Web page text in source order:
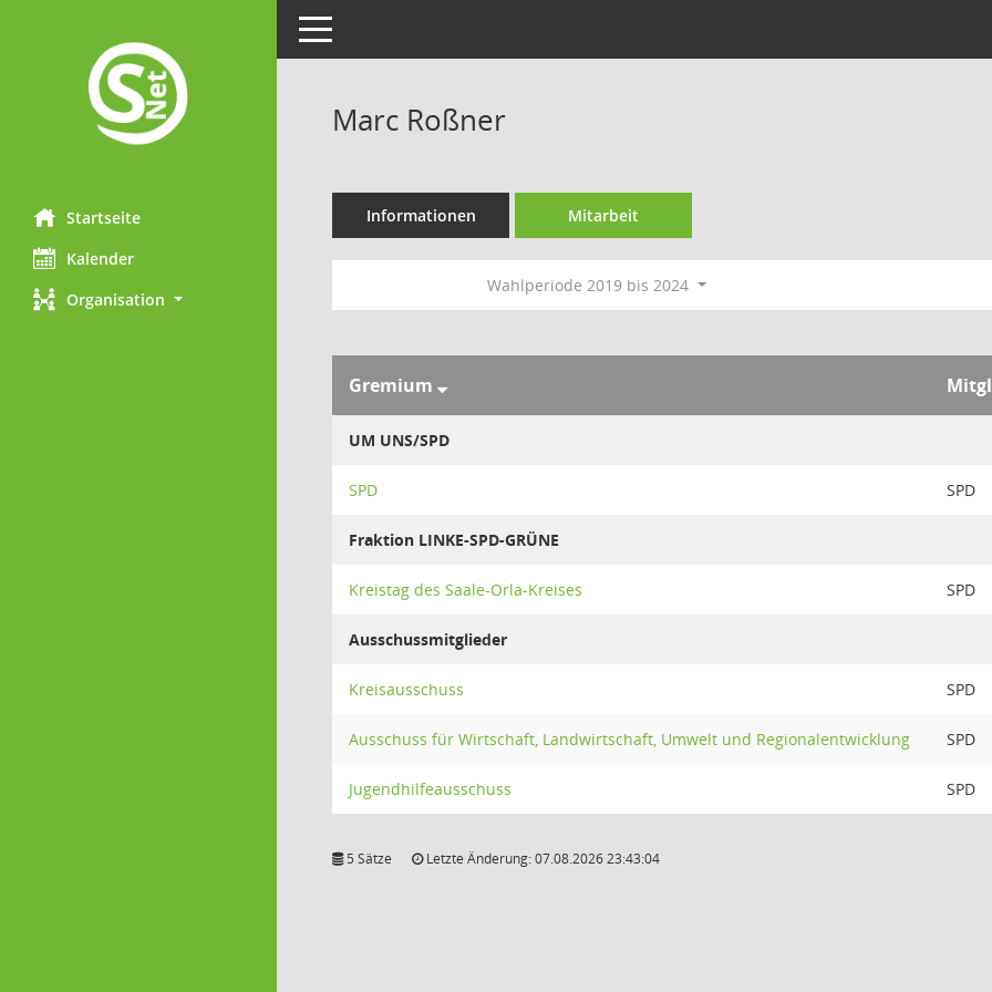
Startseite
Kalender
Organisation
Toggle navigation
Marc Roßner
Informationen Mitarbeit
Wahlperiode 2019 bis 2024
Gremium
UM UNS/SPD
SPD SPD
Fraktion LINKE-SPD-GRÜNE
Kreistag des Saale-Orla-Kreises SPD
Ausschussmitglieder
Kreisausschuss SPD
Ausschuss für Wirtschaft, Landwirtschaft, Umwelt und Regionalentwicklung SPD
Jugendhilfeausschuss SPD
5 Sätze Letzte Änderung: 07.08.2026 23:43:04